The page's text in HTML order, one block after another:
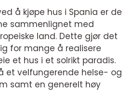
å kjøpe hus i Spania er de
sammenlignet med
land. Dette gjør det
for mange å realisere
et hus i et solrikt paradis.
et velfungerende helse- og
samt en generelt høy